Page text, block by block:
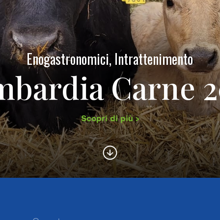
Enogastronomici, Intrattenimento
Carne
Scopri di più >